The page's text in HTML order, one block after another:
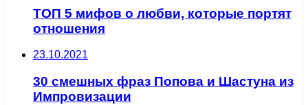
ТОП 5 мифов о любви, которые портят
отношения
23.10.2021
30 смешных фраз Попова и Шастуна из
Импровизации